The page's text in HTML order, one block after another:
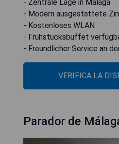
- Zentrale Lage in Málaga
- Modern ausgestattete
- Kostenloses WLAN
- Frühstücksbuffet
- Freundlicher Service an
VERIFICA LA
Parador de